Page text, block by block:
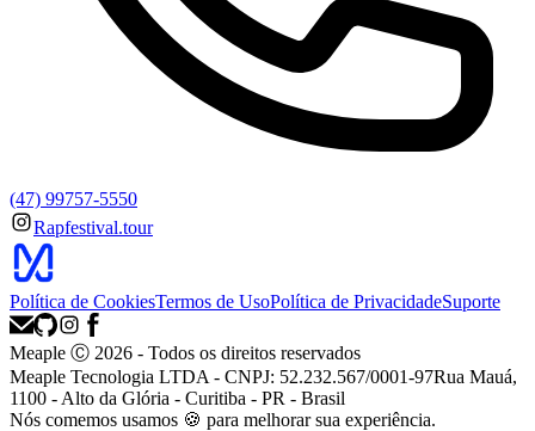
(47) 99757-5550
Rapfestival.tour
Política de CookiesTermos de UsoPolítica de PrivacidadeSuporte
Meaple Ⓒ 2026 - Todos os direitos reservados
Meaple Tecnologia LTDA - CNPJ: 52.232.567/0001-97Rua Mauá,
1100 - Alto da Glória - Curitiba - PR - Brasil
Nós comemos usamos 🍪 para melhorar sua experiência.